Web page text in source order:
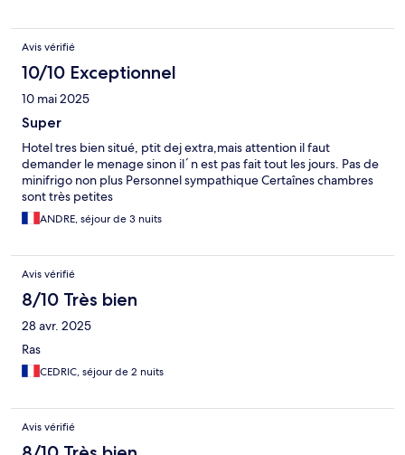
Avis vérifié
10/10 Exceptionnel
10 mai 2025
Super
Hotel tres bien situé, ptit dej extra,mais attention il faut
demander le menage sinon il ́ n est pas fait tout les jours. Pas de
minifrigo non plus Personnel sympathique Certaînes chambres
sont très petites
ANDRE, séjour de 3 nuits
Avis vérifié
8/10 Très bien
28 avr. 2025
Ras
CEDRIC, séjour de 2 nuits
Avis vérifié